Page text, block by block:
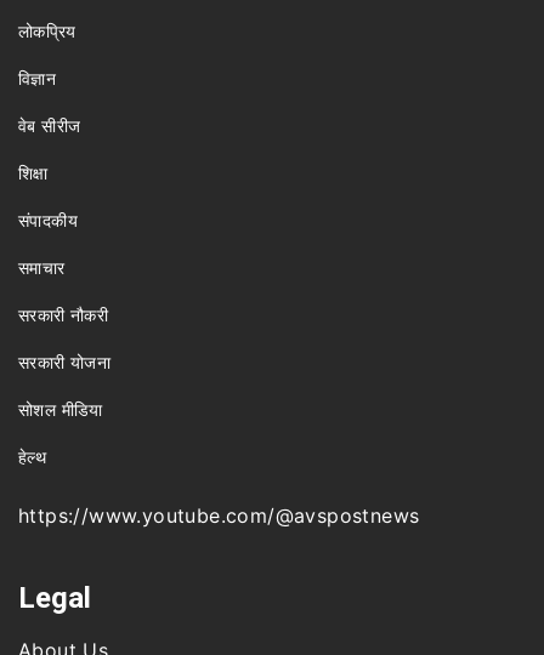
लोकप्रिय
विज्ञान
वेब सीरीज
शिक्षा
संपादकीय
समाचार
सरकारी नौकरी
सरकारी योजना
सोशल मीडिया
हेल्थ
https://www.youtube.com/@avspostnews
Legal